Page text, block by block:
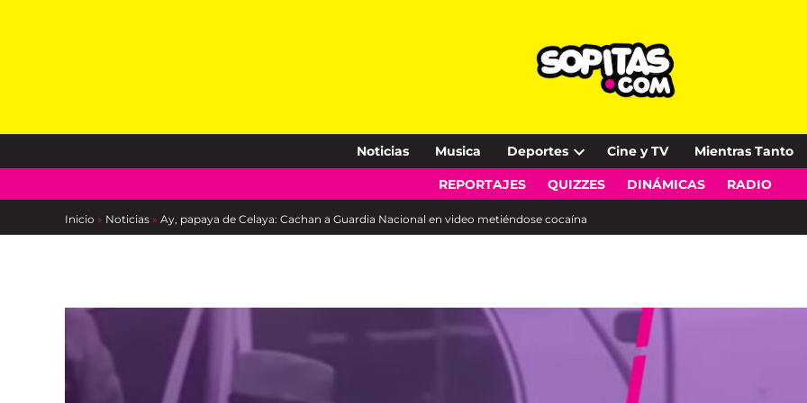
Noticias Musica Deportes
Open
dropdown
Cine y TV Mientras Tanto
REPORTAJES QUIZZES DINÁMICAS RADIO
Inicio » Noticias » Ay, papaya de Celaya: Cachan a Guardia Nacional en video metiéndose cocaína